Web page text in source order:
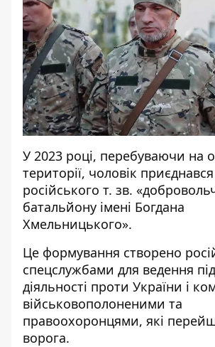
У 2023 році, перебуваючи на
території, чоловік
російського т. зв.
батальйону імені Богдана
Хмельницького».
Це формування створено
спецслужбами для ведення
діяльності проти України і
військовополоненими та
правоохоронцями, які
ворога.